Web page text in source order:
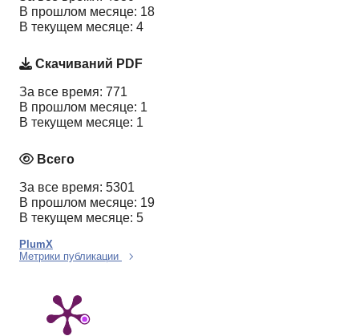
В прошлом месяце: 18
В текущем месяце: 4
Скачиваний PDF
За все время: 771
В прошлом месяце: 1
В текущем месяце: 1
Всего
За все время: 5301
В прошлом месяце: 19
В текущем месяце: 5
PlumX
Метрики публикации